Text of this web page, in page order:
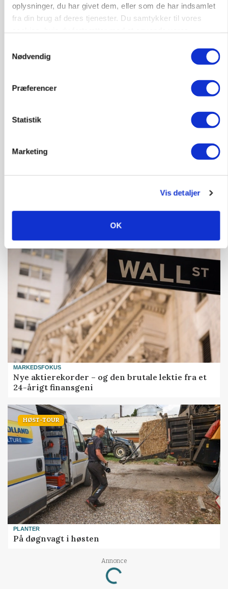
oplysninger, du har givet dem, eller som de har indsamlet
fra din brug af deres tjenester. Du samtykker til vores
Nødvendig
Præferencer
Statistik
Marketing
Vis detaljer
OK
Klimastald
blevet klogere. Det kunne vi alle lære af
MARKEDSFOKUS
Nye aktierekorder – og den brutale lektie fra et
24-årigt finansgeni
HØST-TOUR
PLANTER
På døgnvagt i høsten
Annonce